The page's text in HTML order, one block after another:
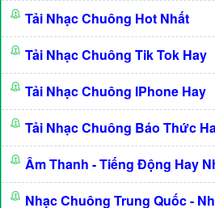
Tải Nhạc Chuông Hot Nhất
Tải Nhạc Chuông Tik Tok Hay
Tải Nhạc Chuông IPhone Hay
Tải Nhạc Chuông Báo Thức
Âm Thanh - Tiếng Động Hay
Nhạc Chuông Trung Quốc -